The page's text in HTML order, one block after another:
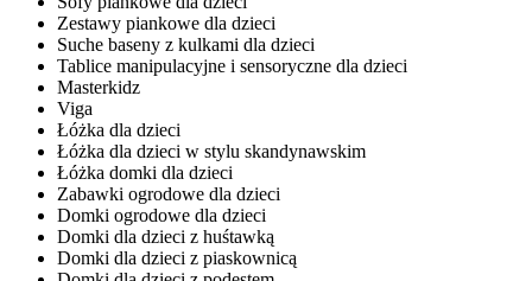
Zestawy piankowe dla dzieci
Suche baseny z kulkami dla dzieci
Tablice manipulacyjne i sensoryczne dla dzieci
Masterkidz
Viga
Łóżka dla dzieci
Łóżka dla dzieci w stylu skandynawskim
Łóżka domki dla dzieci
Zabawki ogrodowe dla dzieci
Domki ogrodowe dla dzieci
Domki dla dzieci z huśtawką
Domki dla dzieci z piaskownicą